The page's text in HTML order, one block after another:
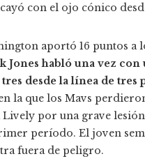
con el ojo cónico
aportó 16 puntos a
Jones habló una vez con
desde la línea de tres
la que los Mavs
Lively por una grave lesión
período. El joven
fuera de peligro.